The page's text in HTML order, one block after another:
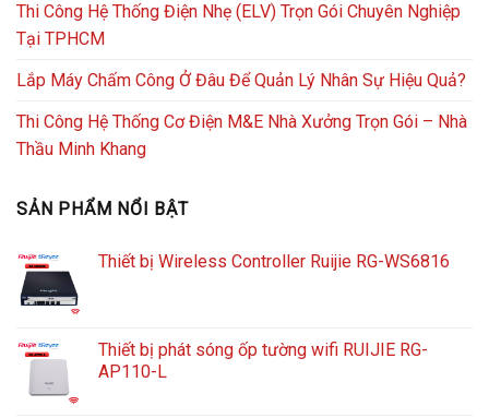
Thi Công Hệ Thống Điện Nhẹ (ELV) Trọn Gói Chuyên Nghiệp
Tại TPHCM
Lắp Máy Chấm Công Ở Đâu Để Quản Lý Nhân Sự Hiệu Quả?
Thi Công Hệ Thống Cơ Điện M&E Nhà Xưởng Trọn Gói – Nhà
Thầu Minh Khang
SẢN PHẨM NỔI BẬT
Thiết bị Wireless Controller Ruijie RG-WS6816
Thiết bị phát sóng ốp tường wifi RUIJIE RG-
AP110-L